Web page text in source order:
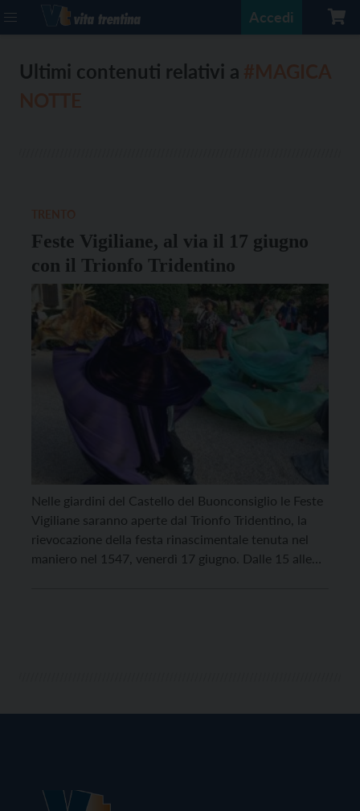
Accedi
Ultimi contenuti relativi a
Feste Vigiliane, al via il 17 giugno
con il Trionfo Tridentino
Nelle giardini del Castello del Buonconsiglio le Feste
Vigiliane saranno aperte dal Trionfo Tridentino, la
rievocazione della festa rinascimentale tenuta nel
maniero nel 1547, venerdì 17 giugno. Dalle 15 alle